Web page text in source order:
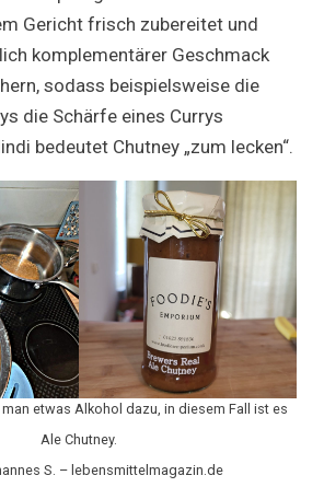
Gericht frisch zubereitet und
komplementärer Geschmack
sodass beispielsweise die
die Schärfe eines Currys
bedeutet Chutney „zum lecken“.
etwas Alkohol dazu, in diesem Fall ist es
Ale Chutney.
S. – lebensmittelmagazin.de